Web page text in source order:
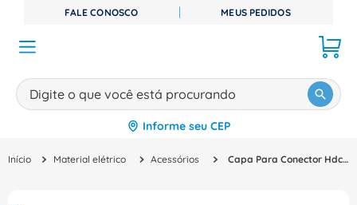
FALE CONOSCO MEUS PEDIDOS
Digite o que você está procurando
Informe seu CEP
Material elétrico Acessórios Capa Para Conector Hdc 07A Slu 1M20G 1788530000 HDC07ASLU1M20G Weidmuller Conexel
TERMOS MAIS BUSCADOS
º disjuntor